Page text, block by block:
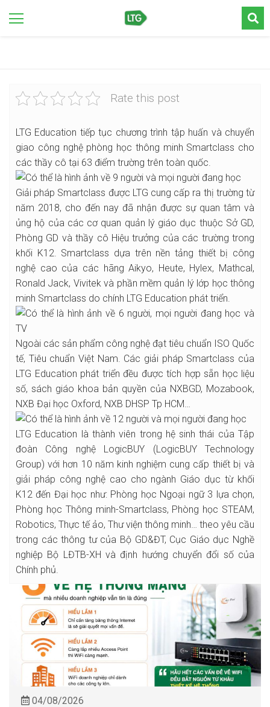
Rate this post
LTG Education tiếp tục chương trình tập huấn và chuyển
giao công nghệ phòng học thông minh Smartclass cho
các thầy cô tại 63 điểm trường trên toàn quốc.
Giải pháp Smartclass được LTG cung cấp ra thị trường từ
năm 2018, cho đến nay đã nhận được sự quan tâm và
ủng hộ của các cơ quan quản lý giáo dục thuộc Sở GD,
Phòng GD và thầy cô Hiệu trưởng của các trường trong
khối K12. Smartclass dựa trên nền tảng thiết bị công
nghệ cao của các hãng Aikyo, Heute, Hylex, Mathcal,
Ronald Jack, Vivitek và phần mềm quản lý lớp học thông
minh Smartclass do chính LTG Education phát triển.
Ngoài các sản phẩm công nghệ đạt tiêu chuẩn ISO Quốc
tế, Tiêu chuẩn Việt Nam. Các giải pháp Smartclass của
LTG Education phát triển đều được tích hợp sẵn học liệu
số, sách giáo khoa bản quyền của NXBGD, Mozabook,
NXB Đại học Oxford, NXB DHSP Tp HCM…
LTG Education là thành viên trong hệ sinh thái của Tập
đoàn Công nghệ LogicBUY (LogicBUY Technology
Group) với hơn 10 năm kinh nghiệm cung cấp thiết bị và
giải pháp công nghệ cao cho ngành Giáo dục từ khối
K12 đến Đại học như: Phòng học Ngoại ngữ 3 lựa chọn,
Phòng học Thông minh-Smartclass, Phòng học STEAM,
Robotics, Thực tế ảo, Thư viện thông minh… theo yêu cầu
trong các thông tư của Bộ GD&ĐT, Cục Giáo dục Nghề
nghiệp Bộ LĐTB-XH và định hướng chuyển đổi số của
Chính phủ.
04/08/2026